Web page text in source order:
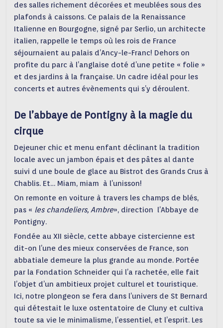
des salles richement décorées et meublées sous des
plafonds à caissons. Ce palais de la Renaissance
Italienne en Bourgogne, signé par Serlio, un architecte
italien, rappelle le temps où les rois de France
séjournaient au palais d’Ancy-le-Franc! Dehors on
profite du parc à l’anglaise doté d’une petite « folie »
et des jardins à la française. Un cadre idéal pour les
concerts et autres évènements qui s’y déroulent.
De l’abbaye de Pontigny à la magie du
cirque
Dejeuner chic et menu enfant déclinant la tradition
locale avec un jambon épais et des pâtes al dante
suivi d une boule de glace au Bistrot des Grands Crus à
Chablis. Et… Miam, miam à l’unisson!
On remonte en voiture à travers les champs de blés,
pas « les chandeliers, Ambre», direction l’Abbaye de
Pontigny.
Fondée au XII siècle, cette abbaye cistercienne est
dit-on l’une des mieux conservées de France, son
abbatiale demeure la plus grande au monde. Portée
par la Fondation Schneider qui l’a rachetée, elle fait
l’objet d’un ambitieux projet culturel et touristique.
Ici, notre plongeon se fera dans l’univers de St Bernard
qui détestait le luxe ostentatoire de Cluny et cultiva
toute sa vie le minimalisme, l’essentiel, et l’esprit. Les